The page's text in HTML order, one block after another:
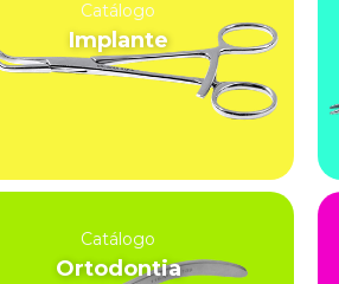
Catálogo
Implante
Catálogo
Ortodontia